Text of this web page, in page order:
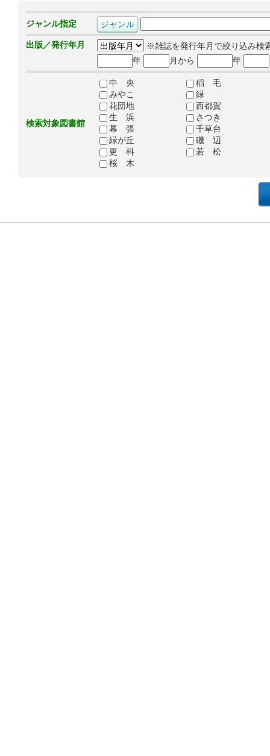
ジャンル指定
出版／発行年月
※雑誌を発行年月で絞り込み検
年
月から 年
検索対象図書館
中 央
稲 毛
みやこ
緑
花団地
西都賀
生 浜
さつき
幕 張
千草台
緑が丘
磯 辺
更 科
若 松
桜 木